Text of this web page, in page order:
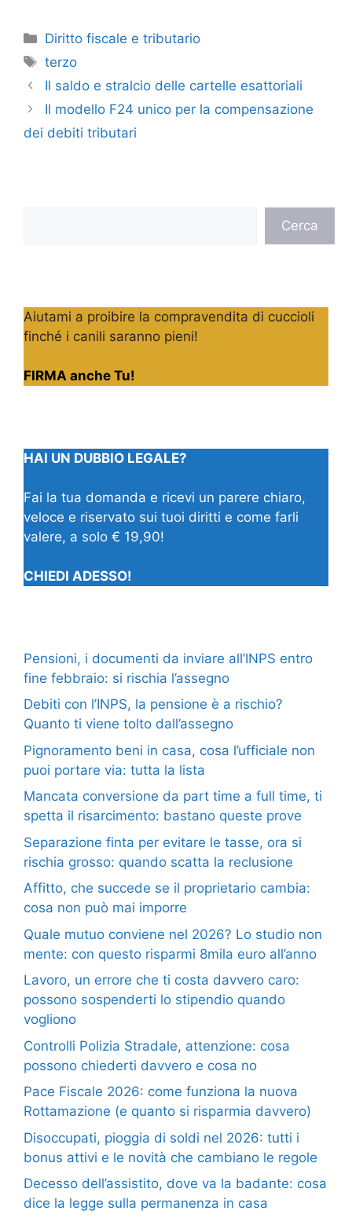
Categorie
Diritto fiscale e tributario
Tag
terzo
Il saldo e stralcio delle cartelle esattoriali
Il modello F24 unico per la compensazione
dei debiti tributari
Cerca
Aiutami a proibire la compravendita di cuccioli
finché i canili saranno pieni!
FIRMA anche Tu!
HAI UN DUBBIO LEGALE?
Fai la tua domanda e ricevi un parere chiaro,
veloce e riservato sui tuoi diritti e come farli
valere, a solo € 19,90!
CHIEDI ADESSO!
Pensioni, i documenti da inviare all’INPS entro
fine febbraio: si rischia l’assegno
Debiti con l’INPS, la pensione è a rischio?
Quanto ti viene tolto dall’assegno
Pignoramento beni in casa, cosa l’ufficiale non
puoi portare via: tutta la lista
Mancata conversione da part time a full time, ti
spetta il risarcimento: bastano queste prove
Separazione finta per evitare le tasse, ora si
rischia grosso: quando scatta la reclusione
Affitto, che succede se il proprietario cambia:
cosa non può mai imporre
Quale mutuo conviene nel 2026? Lo studio non
mente: con questo risparmi 8mila euro all’anno
Lavoro, un errore che ti costa davvero caro:
possono sospenderti lo stipendio quando
vogliono
Controlli Polizia Stradale, attenzione: cosa
possono chiederti davvero e cosa no
Pace Fiscale 2026: come funziona la nuova
Rottamazione (e quanto si risparmia davvero)
Disoccupati, pioggia di soldi nel 2026: tutti i
bonus attivi e le novità che cambiano le regole
Decesso dell’assistito, dove va la badante: cosa
dice la legge sulla permanenza in casa